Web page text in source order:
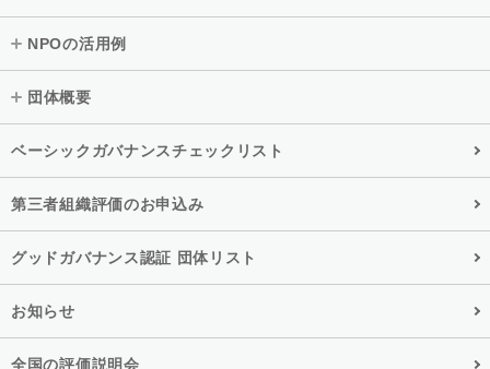
NPOの活用例
団体概要
ベーシックガバナンスチェックリスト
第三者組織評価のお申込み
グッドガバナンス認証 団体リスト
お知らせ
全国の評価説明会